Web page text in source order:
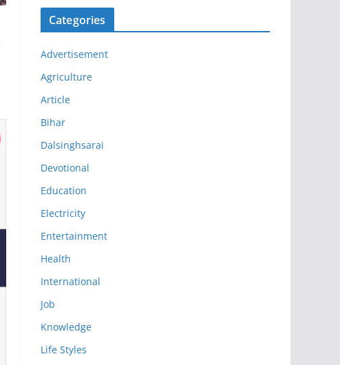
Categories
Advertisement
Agriculture
Article
Bihar
Dalsinghsarai
Devotional
Education
Electricity
Entertainment
Health
International
Job
Knowledge
Life Styles